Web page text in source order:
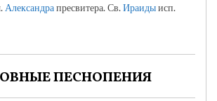
Александрапресвитера. Св.Ираидыисп.
ПЕСНОПЕНИЯ